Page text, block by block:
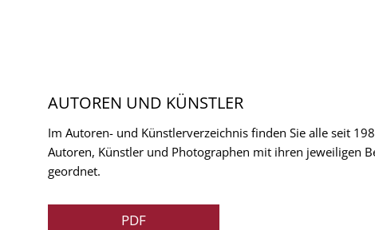
AUTOREN UND KÜNSTLER
Im Autoren- und Künstlerverzeichnis finden Sie alle seit
Autoren, Künstler und Photographen mit ihren jeweiligen
geordnet.
PDF